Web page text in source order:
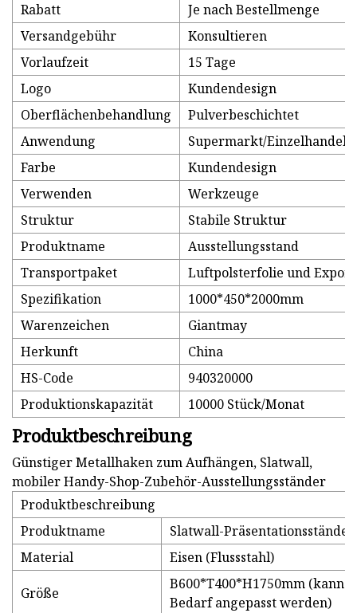
Rabatt
Je nach Bestellmenge
Versandgebühr
Konsultieren
Vorlaufzeit
15 Tage
Logo
Kundendesign
Oberflächenbehandlung
Pulverbeschichtet
Anwendung
Supermarkt/
Farbe
Kundendesign
Verwenden
Werkzeuge
Struktur
Stabile Struktur
Produktname
Ausstellungsstand
Transportpaket
Luftpolsterfolie und
Spezifikation
1000*450*2000mm
Warenzeichen
Giantmay
Herkunft
China
HS-Code
940320000
Produktionskapazität
10000 Stück/Monat
Produktbeschreibung
Günstiger Metallhaken zum Aufhängen, Slatwall,
mobiler Handy-Shop-Zubehör-Ausstellungsständer
Produktbeschreibung
Produktname
Slatwall-Präsentationsständer
Material
Eisen (Flussstahl)
Größe
B600*T400*H1750mm (kann
Bedarf angepasst werden)